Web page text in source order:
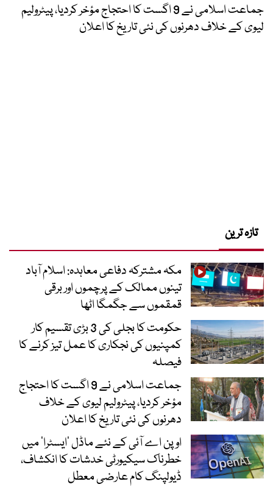
جماعت اسلامی نے 9 اگست کا احتجاج مؤخر کردیا، پیٹرولیم
لیوی کے خلاف دھرنوں کی نئی تاریخ کا اعلان
تازہ ترین
مکہ مشترکہ دفاعی معاہدہ: اسلام آباد
تینوں ممالک کے پرچموں اور برقی
قمقموں سے جگمگا اٹھا
حکومت کا بجلی کی 3 بڑی تقسیم کار
کمپنیوں کی نجکاری کا عمل تیز کرنے کا
فیصلہ
جماعت اسلامی نے 9 اگست کا احتجاج
مؤخر کردیا، پیٹرولیم لیوی کے خلاف
دھرنوں کی نئی تاریخ کا اعلان
اوپن اے آئی کے نئے ماڈل ’ایسٹرا‘ میں
خطرناک سیکیورٹی خدشات کا انکشاف،
ڈیولپنگ کام عارضی معطل